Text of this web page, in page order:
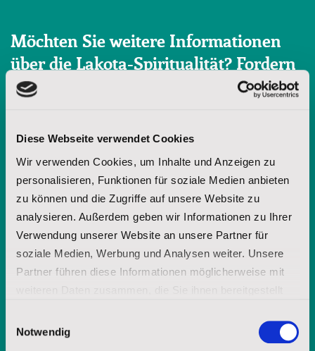
Diese Webseite verwendet Cookies
Wir verwenden Cookies, um Inhalte und Anzeigen zu
personalisieren, Funktionen für soziale Medien anbieten
zu können und die Zugriffe auf unsere Website zu
analysieren. Außerdem geben wir Informationen zu Ihrer
Verwendung unserer Website an unsere Partner für
soziale Medien, Werbung und Analysen weiter. Unsere
Partner führen diese Informationen möglicherweise mit
gesammelt haben.
Notwendig
Möchten Sie weitere Informationen
über die Lakota-Spiritualität? Fordern
Sie unsere Broschüre an.
Vorname
E-Mail-Adresse
Mit Ihrer jederzeit - etwa über spenderservice@stjosefs.de - widerruflichen